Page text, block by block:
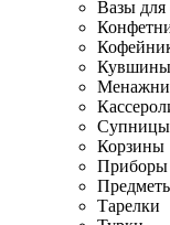
Вазы для
Кувшины
Супницы
Корзины
Приборы
Тарелки